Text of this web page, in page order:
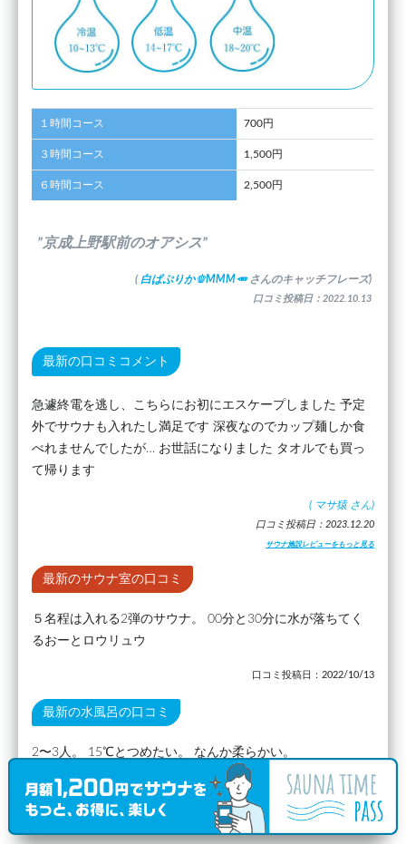
１時間コース 700円
３時間コース 1,500円
６時間コース 2,500円
”京成上野駅前のオアシス”
( 白ぱぷりか🫑MMM🥕 さんのキャッチフレーズ)
口コミ投稿日：2022.10.13
最新の口コミコメント
急遽終電を逃し、こちらにお初にエスケープしました 予定
外でサウナも入れたし満足です 深夜なのでカップ麺しか食
べれませんでしたが… お世話になりました タオルでも買っ
て帰ります
( マサ猿 さん)
口コミ投稿日：2023.12.20
サウナ施設レビューをもっと見る
最新のサウナ室の口コミ
５名程は入れる2弾のサウナ。 00分と30分に水が落ちてく
るおーとロウリュウ
口コミ投稿日：2022/10/13
最新の水風呂の口コミ
2〜3人。 15℃とつめたい。 なんか柔らかい。
口コミ投稿日：2020/03/22